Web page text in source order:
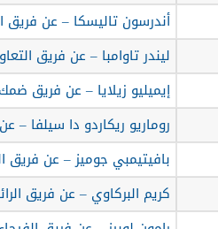
أندرسون تاليسكا – عن فريق
ليندر تاوامبا – عن فريق
إيميليو زيلايا – عن فريق ضمك
روماريو ريكاردو دا سيلفا –
بافيتيمبي جوميز – عن فريق
كريم البركاوي – عن فريق